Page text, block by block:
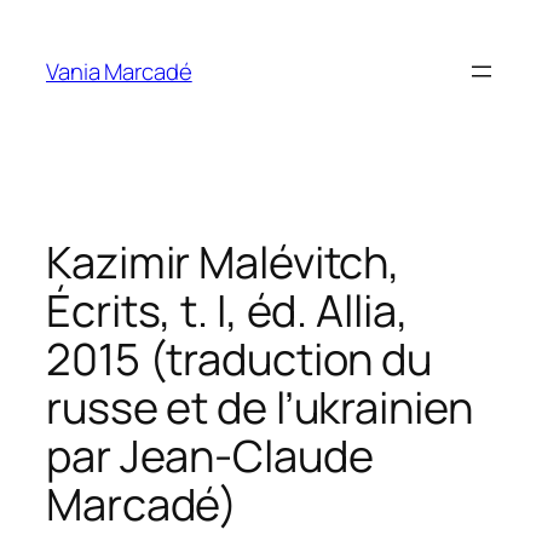
contenu
Vania Marcadé
Kazimir Malévitch,
Écrits, t. I, éd. Allia,
2015 (traduction du
russe et de l’ukrainien
par Jean-Claude
Marcadé)